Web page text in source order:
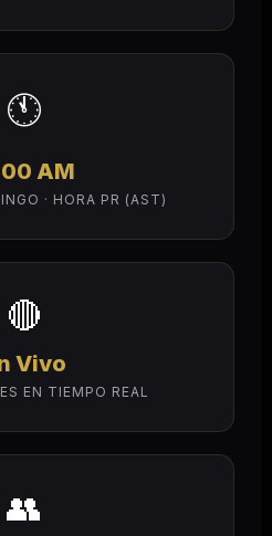
🕚
AM
· HORA PR (AST)
🔴
Vivo
EN TIEMPO REAL
👥